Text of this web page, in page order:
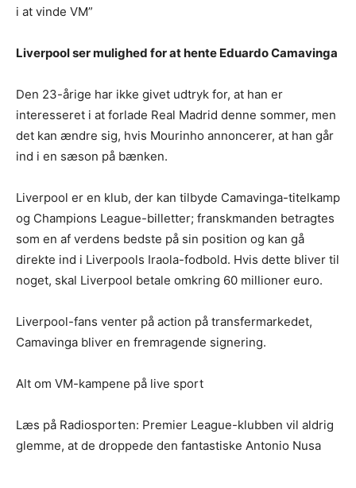
i at vinde VM”
Liverpool ser mulighed for at hente Eduardo Camavinga
Den 23-årige har ikke givet udtryk for, at han er
interesseret i at forlade Real Madrid denne sommer, men
det kan ændre sig, hvis Mourinho annoncerer, at han går
ind i en sæson på bænken.
Liverpool er en klub, der kan tilbyde Camavinga-titelkamp
og Champions League-billetter; franskmanden betragtes
som en af verdens bedste på sin position og kan gå
direkte ind i Liverpools Iraola-fodbold. Hvis dette bliver til
noget, skal Liverpool betale omkring 60 millioner euro.
Liverpool-fans venter på action på transfermarkedet,
Camavinga bliver en fremragende signering.
Alt om VM-kampene på live sport
Læs på Radiosporten: Premier League-klubben vil aldrig
glemme, at de droppede den fantastiske Antonio Nusa